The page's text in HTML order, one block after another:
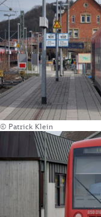
© Patrick Klein